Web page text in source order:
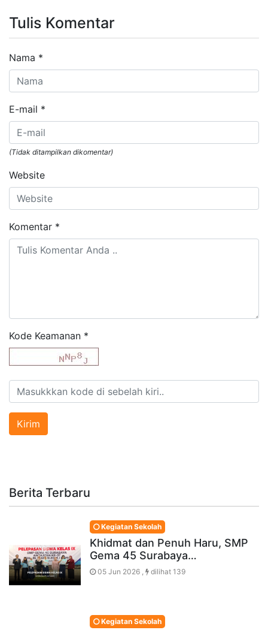
Tulis Komentar
Nama *
E-mail *
(Tidak ditampilkan dikomentar)
Website
Komentar *
Kode Keamanan *
Berita Terbaru
Kegiatan Sekolah
Khidmat dan Penuh Haru, SMP
Gema 45 Surabaya…
05 Jun 2026 , dilihat 139
Kegiatan Sekolah